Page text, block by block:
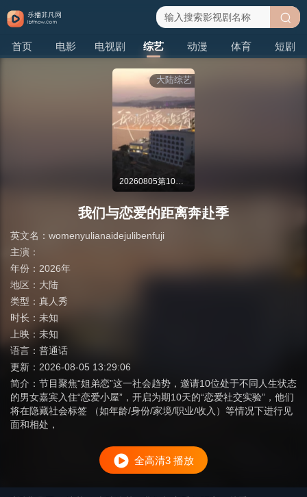
首页 电影 电视剧 综艺 动漫 体育 短剧
搜
大陆综艺
20260805第10期：全员星空夜聊坦白真心
​我们与恋爱的距离奔赴季​
英文名： womenyulianaidejulibenfuji
主演：
年份： 2026年
地区： 大陆
类型： 真人秀
时长： 未知
上映： 未知
语言： 普通话
更新： 2026-08-05 13:29:06
简介： 节目聚焦“姐弟恋”这一社会趋势，邀请10位处于不同人生状态
的男女嘉宾入住“恋爱小屋”，开启为期10天的“恋爱社交实验”，他们
将在隐藏社会标签 （如年龄/身份/家境/职业/收入）等情况下进行见
面和相处，
全高清3 播放